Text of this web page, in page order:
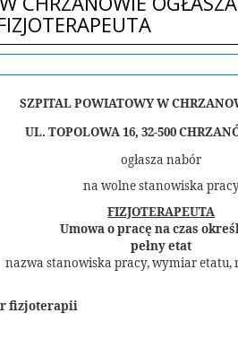
SZPITAL POWIATOWY W
UL. TOPOLOWA 16, 32-500
ogłasza nabór
na wolne stanowiska
FIZJOTERAPEUTA
Umowa o pracę na czas
pełny etat
nazwa stanowiska pracy, wymiar etatu,
fizjoterapii